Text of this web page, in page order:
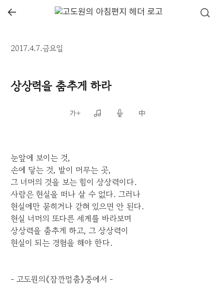
←
2017.4.7.금요일
상상력을 춤추게 하라
눈앞에 보이는 것,
손에 닿는 것, 발이 머무는 곳,
그 너머의 것을 보는 힘이 상상력이다.
사람은 현실을 떠나 살 수 없다. 그러나
현실에만 묻히거나 갇혀 있으면 안 된다.
현실 너머의 또다른 세계를 바라보며
상상력을 춤추게 하고, 그 상상력이
현실이 되는 경험을 해야 한다.
- 고도원의《잠깐멈춤》중에서 -